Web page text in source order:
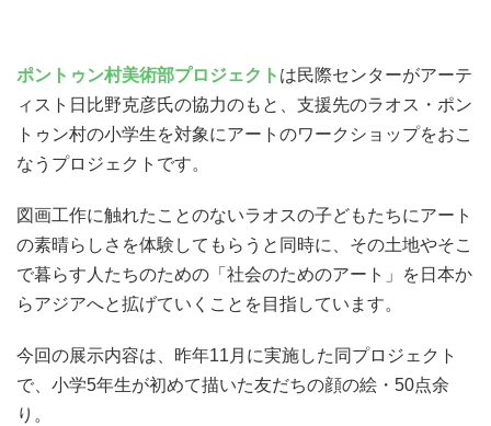
ポントゥン村美術部プロジェクト は民際センターがアーテ
ィスト日比野克彦氏の協力のもと、支援先のラオス・ポン
トゥン村の小学生を対象にアートのワークショップをおこ
なうプロジェクトです。
図画工作に触れたことのないラオスの子どもたちにアート
の素晴らしさを体験してもらうと同時に、その土地やそこ
で暮らす人たちのための「社会のためのアート」を日本か
らアジアへと拡げていくことを目指しています。
今回の展示内容は、昨年11月に実施した同プロジェクト
で、小学5年生が初めて描いた友だちの顔の絵・50点余
り。